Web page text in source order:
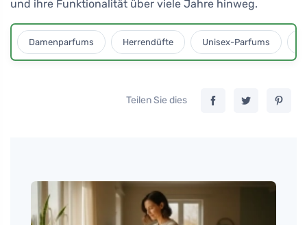
und ihre Funktionalität über viele Jahre hinweg.
Damenparfums Herrendüfte Unisex-Parfums
Teilen Sie dies